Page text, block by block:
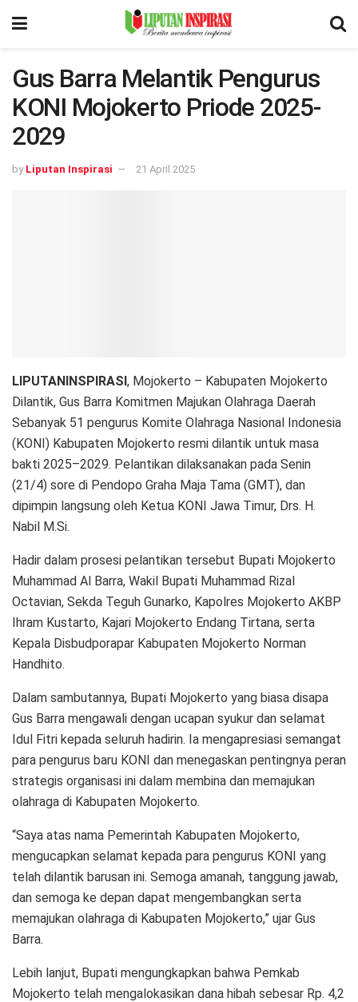
Gus Barra Melantik Pengurus
KONI Mojokerto Priode 2025-
2029
by Liputan Inspirasi 21 April 2025
LIPUTANINSPIRASI, Mojokerto – Kabupaten Mojokerto
Dilantik, Gus Barra Komitmen Majukan Olahraga Daerah
Sebanyak 51 pengurus Komite Olahraga Nasional Indonesia
(KONI) Kabupaten Mojokerto resmi dilantik untuk masa
bakti 2025–2029. Pelantikan dilaksanakan pada Senin
(21/4) sore di Pendopo Graha Maja Tama (GMT), dan
dipimpin langsung oleh Ketua KONI Jawa Timur, Drs. H.
Nabil M.Si.
Hadir dalam prosesi pelantikan tersebut Bupati Mojokerto
Muhammad Al Barra, Wakil Bupati Muhammad Rizal
Octavian, Sekda Teguh Gunarko, Kapolres Mojokerto AKBP
Ihram Kustarto, Kajari Mojokerto Endang Tirtana, serta
Kepala Disbudporapar Kabupaten Mojokerto Norman
Handhito.
Dalam sambutannya, Bupati Mojokerto yang biasa disapa
Gus Barra mengawali dengan ucapan syukur dan selamat
Idul Fitri kepada seluruh hadirin. Ia mengapresiasi semangat
para pengurus baru KONI dan menegaskan pentingnya peran
strategis organisasi ini dalam membina dan memajukan
olahraga di Kabupaten Mojokerto.
“Saya atas nama Pemerintah Kabupaten Mojokerto,
mengucapkan selamat kepada para pengurus KONI yang
telah dilantik barusan ini. Semoga amanah, tanggung jawab,
dan semoga ke depan dapat mengembangkan serta
memajukan olahraga di Kabupaten Mojokerto,” ujar Gus
Barra.
Lebih lanjut, Bupati mengungkapkan bahwa Pemkab
Mojokerto telah mengalokasikan dana hibah sebesar Rp. 4,2